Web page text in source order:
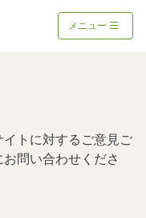
メニュー
トに対するご意見ご
問い合わせくださ